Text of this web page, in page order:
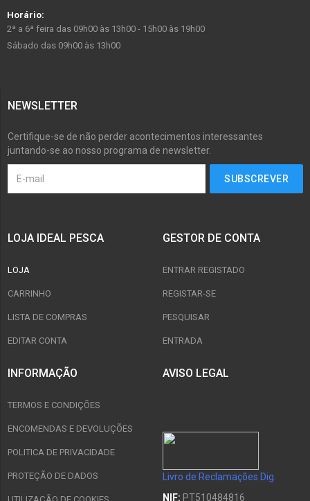
Horário:
2ª a 6ª feira das 09h00 às 13h00 - 15h00 às 19h00
Sábado das 09h00 às 13h00
NEWSLETTER
Certifique-se de não perder acontecimentos interessantes
juntando-se ao nosso programa de newsletter.
LOJA IDEAL PESCA
LOJA
CARRINHO
LISTA DE COMPRAS
EDITAR CONTA
GESTOR DE CONTA
ENTRAR REGISTADO
REGISTAR-SE
PESQUISAR
ENTRADA
INFORMAÇÃO
TERMOS E CONDIÇÕES
ENCOMENDAS E DEVOLUÇÕES
POLITICA DE PRIVACIDADE
PROTEÇÃO DE DADOS
AVISO LEGAL
Livro de Reclamações Dig.
NIF: PT510484816